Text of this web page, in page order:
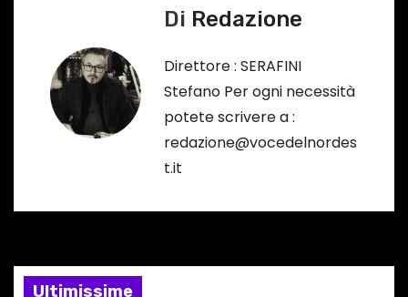
e
Di Redazione
Direttore : SERAFINI
Stefano Per ogni necessità
potete scrivere a :
redazione@vocedelnordes
t.it
Ultimissime